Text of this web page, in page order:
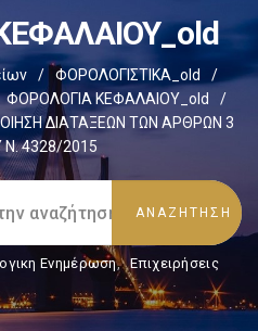
/ ΦΟΡΟΛΟΓΙΣΤΙΚΑ_old
/
ΦΟΡΟΛΟΓΙΑ ΚΕΦΑΛΑΙΟΥ_old
/
ΔΙΑΤΑΞΕΩΝ ΤΩΝ ΑΡΘΡΩΝ 3
Ν. 4328/2015
Ενημέρωση, Επιχειρήσεις